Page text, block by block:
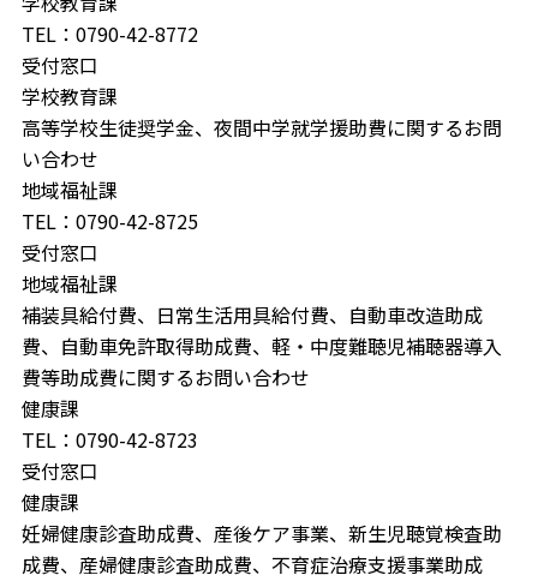
TEL：0790-42-8772
受付窓口
学校教育課
高等学校生徒奨学金、夜間中学就学援助費に関するお問
い合わせ
地域福祉課
TEL：0790-42-8725
受付窓口
地域福祉課
補装具給付費、日常⽣活用具給付費、自動車改造助成
費、自動車免許取得助成費、軽・中度難聴児補聴器導入
費等助成費に関するお問い合わせ
健康課
TEL：0790-42-8723
受付窓口
健康課
妊婦健康診査助成費、産後ケア事業、新生児聴覚検査助
成費、産婦健康診査助成費、不育症治療支援事業助成